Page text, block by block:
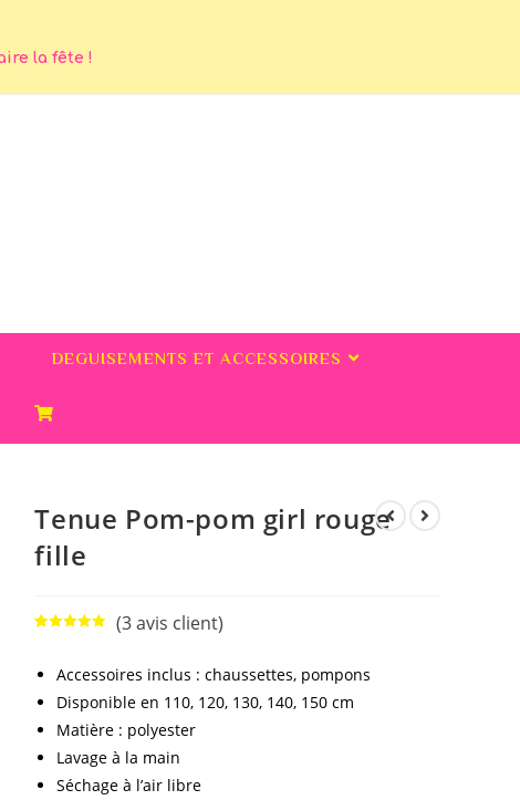
la fête !
DEGUISEMENTS ET ACCESSOIRES
Tenue Pom-pom girl rouge
fille
basé sur
notations
client
(3avis client)
Accessoires inclus : chaussettes, pompons
Disponible en 110, 120, 130, 140, 150 cm
Matière : polyester
Lavage à la main
Séchage à l’air libre